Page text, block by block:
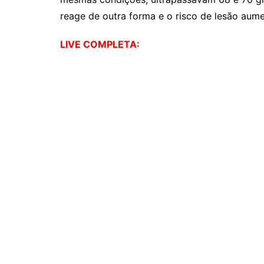
reage de outra forma e o risco de lesão
LIVE COMPLETA: